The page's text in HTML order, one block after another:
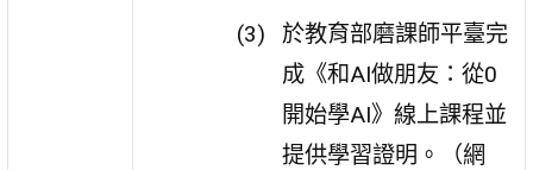
於教育部磨課師平臺完
成《和AI做朋友：從0
開始學AI》線上課程並
提供學習證明。（網